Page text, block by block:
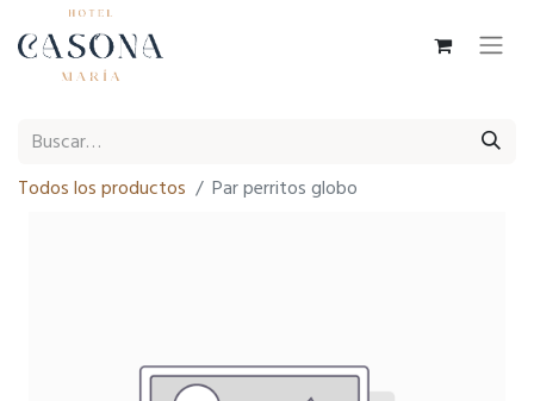
Todos los productos Par perritos globo